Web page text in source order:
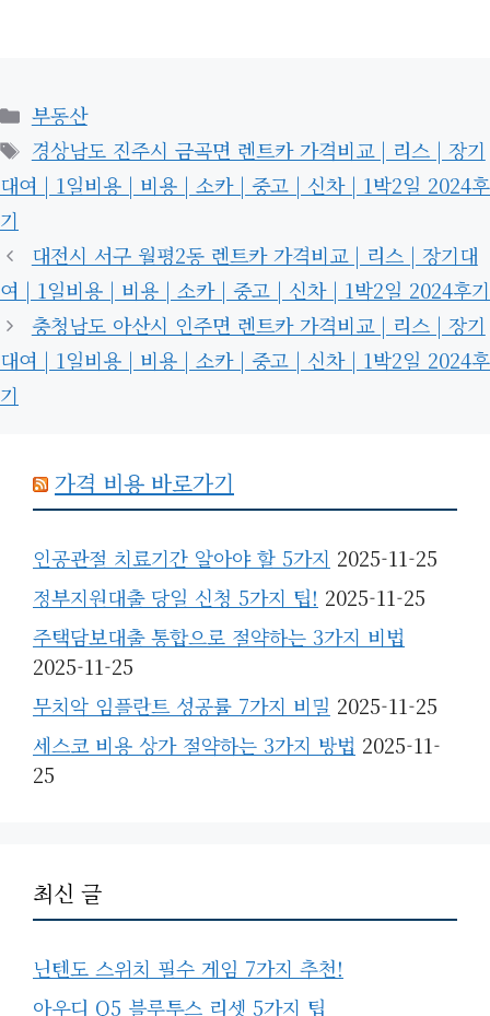
카
테
고
리
부동산
태
그
경상남도 진주시 금곡면 렌트카 가격비교 | 리스 | 장기
대여 | 1일비용 | 비용 | 소카 | 중고 | 신차 | 1박2일 2024후
기
대전시 서구 월평2동 렌트카 가격비교 | 리스 | 장기대
여 | 1일비용 | 비용 | 소카 | 중고 | 신차 | 1박2일 2024후기
충청남도 아산시 인주면 렌트카 가격비교 | 리스 | 장기
대여 | 1일비용 | 비용 | 소카 | 중고 | 신차 | 1박2일 2024후
기
가격 비용 바로가기
인공관절 치료기간 알아야 할 5가지 2025-11-25
정부지원대출 당일 신청 5가지 팁! 2025-11-25
주택담보대출 통합으로 절약하는 3가지 비법
2025-11-25
무치악 임플란트 성공률 7가지 비밀 2025-11-25
세스코 비용 상가 절약하는 3가지 방법 2025-11-
25
최신 글
닌텐도 스위치 필수 게임 7가지 추천!
아우디 Q5 블루투스 리셋 5가지 팁